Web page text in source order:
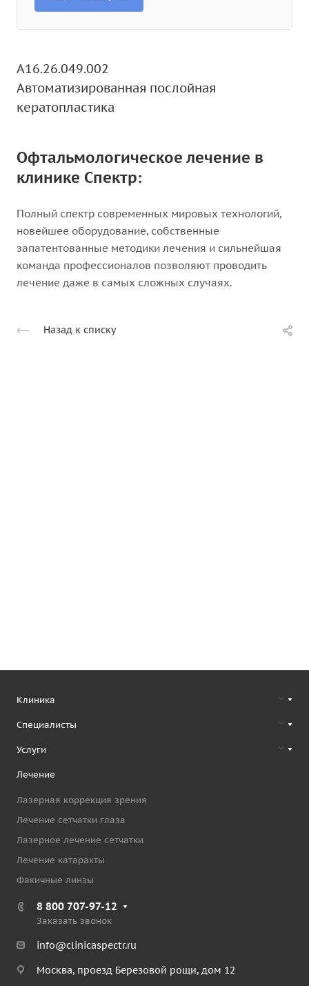
A16.26.049.002
Автоматизированная послойная
кератопластика
Офтальмологическое лечение в
клинике Спектр:
Полный спектр современных мировых технологий,
новейшее оборудование, собственные
запатентованные методики лечения и сильнейшая
команда профессионалов позволяют проводить
лечение даже в самых сложных случаях.
Назад к списку
Клиника
Специалисты
Услуги
Лечение
Лазерная коррекция зрения
Лечение сетчатки глаза
Лазерное лечение сетчатки
Лечение катаракты
Факичные линзы
8 800 707-97-12
Заказать звонок
info@clinicaspectr.ru
Москва, проезд Березовой рощи, дом 12